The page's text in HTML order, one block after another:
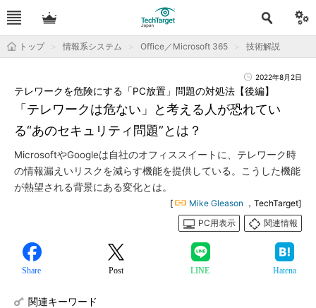
トップ 情報系システム Office／Microsoft 365 技術解説
2022年8月2日
「テレワークは危ない」と考える人が恐れてい
る“あのセキュリティ問題”とは？
テレワークを危険にする「PC放置」問題の対処法【後編】
MicrosoftやGoogleは自社のオフィススイートに、テレワーク時
の情報漏えいリスクを減らす機能を提供している。こうした機能
が熱望される背景にある変化とは。
[ Mike Gleason ，TechTarget]
PC用表示
関連情報
Share Post LINE Hatena
関連キーワード